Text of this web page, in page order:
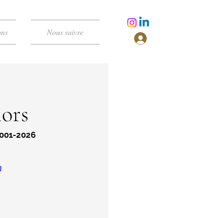
Nous suivre
2026